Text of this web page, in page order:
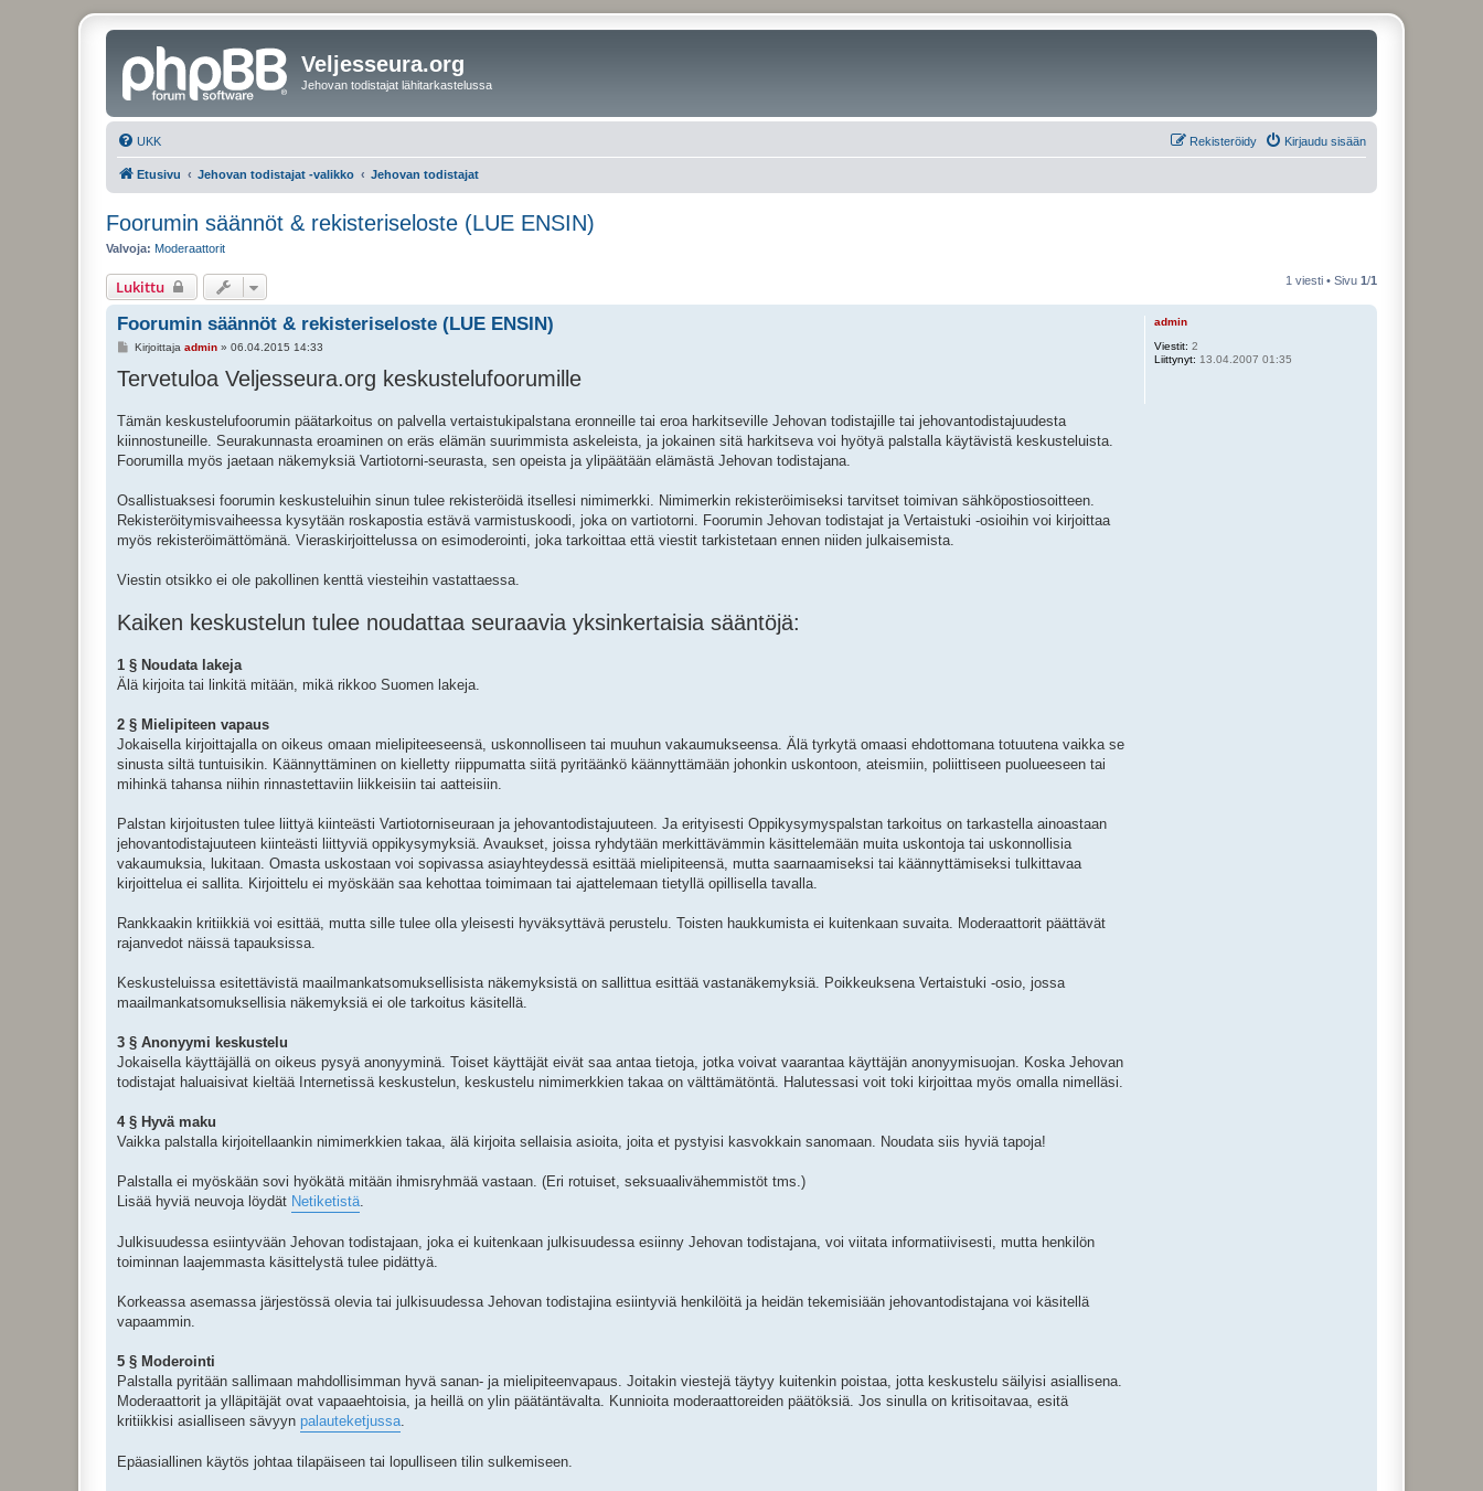
Veljesseura.org
Jehovan todistajat lähitarkastelussa
UKK Kirjaudu sisään
Rekisteröidy
Etusivu Jehovan todistajat -valikko Jehovan todistajat
Foorumin säännöt & rekisteriseloste (LUE ENSIN)
Valvoja: Moderaattorit
Lukittu 1 viesti • Sivu 1/1
admin
Viestit: 2
Liittynyt: 13.04.2007 01:35
Foorumin säännöt & rekisteriseloste (LUE ENSIN)
V
e
s
Kirjoittaja admin» 06.04.2015 14:33
Tervetuloa Veljesseura.org keskustelufoorumille
Tämän keskustelufoorumin päätarkoitus on palvella vertaistukipalstana eronneille tai eroa harkitseville Jehovan todistajille tai jehovantodistajuudesta
kiinnostuneille. Seurakunnasta eroaminen on eräs elämän suurimmista askeleista, ja jokainen sitä harkitseva voi hyötyä palstalla käytävistä keskusteluista.
Foorumilla myös jaetaan näkemyksiä Vartiotorni-seurasta, sen opeista ja ylipäätään elämästä Jehovan todistajana.
Osallistuaksesi foorumin keskusteluihin sinun tulee rekisteröidä itsellesi nimimerkki. Nimimerkin rekisteröimiseksi tarvitset toimivan sähköpostiosoitteen.
Rekisteröitymisvaiheessa kysytään roskapostia estävä varmistuskoodi, joka on vartiotorni. Foorumin Jehovan todistajat ja Vertaistuki -osioihin voi kirjoittaa
myös rekisteröimättömänä. Vieraskirjoittelussa on esimoderointi, joka tarkoittaa että viestit tarkistetaan ennen niiden julkaisemista.
Viestin otsikko ei ole pakollinen kenttä viesteihin vastattaessa.
Kaiken keskustelun tulee noudattaa seuraavia yksinkertaisia sääntöjä:
1 § Noudata lakeja
Älä kirjoita tai linkitä mitään, mikä rikkoo Suomen lakeja.
2 § Mielipiteen vapaus
Jokaisella kirjoittajalla on oikeus omaan mielipiteeseensä, uskonnolliseen tai muuhun vakaumukseensa. Älä tyrkytä omaasi ehdottomana totuutena vaikka se
sinusta siltä tuntuisikin. Käännyttäminen on kielletty riippumatta siitä pyritäänkö käännyttämään johonkin uskontoon, ateismiin, poliittiseen puolueeseen tai
mihinkä tahansa niihin rinnastettaviin liikkeisiin tai aatteisiin.
Palstan kirjoitusten tulee liittyä kiinteästi Vartiotorniseuraan ja jehovantodistajuuteen. Ja erityisesti Oppikysymyspalstan tarkoitus on tarkastella ainoastaan
jehovantodistajuuteen kiinteästi liittyviä oppikysymyksiä. Avaukset, joissa ryhdytään merkittävämmin käsittelemään muita uskontoja tai uskonnollisia
vakaumuksia, lukitaan. Omasta uskostaan voi sopivassa asiayhteydessä esittää mielipiteensä, mutta saarnaamiseksi tai käännyttämiseksi tulkittavaa
kirjoittelua ei sallita. Kirjoittelu ei myöskään saa kehottaa toimimaan tai ajattelemaan tietyllä opillisella tavalla.
Rankkaakin kritiikkiä voi esittää, mutta sille tulee olla yleisesti hyväksyttävä perustelu. Toisten haukkumista ei kuitenkaan suvaita. Moderaattorit päättävät
rajanvedot näissä tapauksissa.
Keskusteluissa esitettävistä maailmankatsomuksellisista näkemyksistä on sallittua esittää vastanäkemyksiä. Poikkeuksena Vertaistuki -osio, jossa
maailmankatsomuksellisia näkemyksiä ei ole tarkoitus käsitellä.
3 § Anonyymi keskustelu
Jokaisella käyttäjällä on oikeus pysyä anonyyminä. Toiset käyttäjät eivät saa antaa tietoja, jotka voivat vaarantaa käyttäjän anonyymisuojan. Koska Jehovan
todistajat haluaisivat kieltää Internetissä keskustelun, keskustelu nimimerkkien takaa on välttämätöntä. Halutessasi voit toki kirjoittaa myös omalla nimelläsi.
4 § Hyvä maku
Vaikka palstalla kirjoitellaankin nimimerkkien takaa, älä kirjoita sellaisia asioita, joita et pystyisi kasvokkain sanomaan. Noudata siis hyviä tapoja!
Palstalla ei myöskään sovi hyökätä mitään ihmisryhmää vastaan. (Eri rotuiset, seksuaalivähemmistöt tms.)
Lisää hyviä neuvoja löydät Netiketistä.
Julkisuudessa esiintyvään Jehovan todistajaan, joka ei kuitenkaan julkisuudessa esiinny Jehovan todistajana, voi viitata informatiivisesti, mutta henkilön
toiminnan laajemmasta käsittelystä tulee pidättyä.
Korkeassa asemassa järjestössä olevia tai julkisuudessa Jehovan todistajina esiintyviä henkilöitä ja heidän tekemisiään jehovantodistajana voi käsitellä
vapaammin.
5 § Moderointi
Palstalla pyritään sallimaan mahdollisimman hyvä sanan- ja mielipiteenvapaus. Joitakin viestejä täytyy kuitenkin poistaa, jotta keskustelu säilyisi asiallisena.
Moderaattorit ja ylläpitäjät ovat vapaaehtoisia, ja heillä on ylin päätäntävalta. Kunnioita moderaattoreiden päätöksiä. Jos sinulla on kritisoitavaa, esitä
kritiikkisi asialliseen sävyyn palauteketjussa.
Epäasiallinen käytös johtaa tilapäiseen tai lopulliseen tilin sulkemiseen.